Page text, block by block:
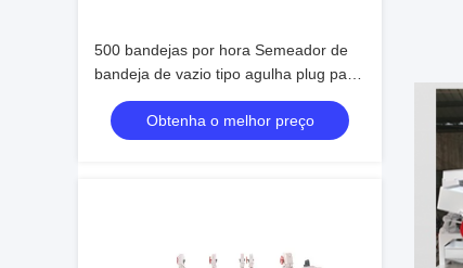
500 bandejas por hora Semeador de
bandeja de vazio tipo agulha plug para
morangos e tomates
Obtenha o melhor preço